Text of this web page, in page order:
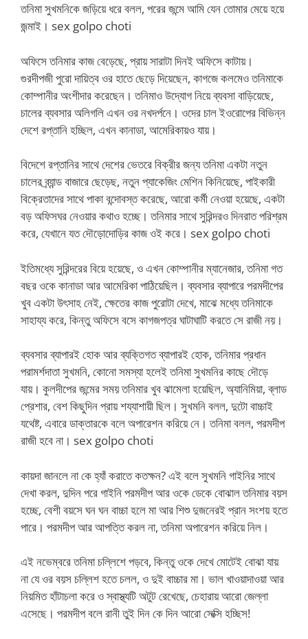
তনিমা সুখমনিকে জড়িয়ে ধরে বলল, পরের জন্মে আমি যেন তোমার মেয়ে হয়ে
জন্মাই। sex golpo choti
অফিসে তনিমার কাজ বেড়েছে, প্রায় সারাটা দিনই অফিসে কাটায়।
গুরদীপজী পুরো দায়িত্ব ওর হাতে ছেড়ে দিয়েছেন, কাগজে কলমেও তনিমাকে
কোম্পানীর অংশীদার করেছেন। তনিমাও উদ্যোগ নিয়ে ব্যবসা বাড়িয়েছে,
চালের ব্যবসার অলিগলি এখন ওর নখদর্পনে। ওদের চাল ইওরোপের বিভিন্ন
দেশে রপ্তানি হচ্ছিল, এখন কানাডা, আমেরিকায়ও যায়।
বিদেশে রপ্তানির সাথে দেশের ভেতরে বিক্রীর জন্য তনিমা একটা নতুন
চালের ব্র্যান্ড বাজারে ছেড়েছ, নতুন প্যাকেজিং মেশিন কিনিয়েছে, পাইকারী
বিক্রেতাদের সাথে পাকা বন্দোবস্ত করেছে, আরো কর্মী নেওয়া হয়েছে, একটা
বড় অফিসঘর নেওয়ার কথাও হচ্ছে। তনিমার সাথে সুরিন্দরও দিনরাত পরিশ্রম
করে, যেখানে যত দৌড়োদোড়ির কাজ ওই করে। sex golpo choti
ইতিমধ্যে সুরিন্দরের বিয়ে হয়েছে, ও এখন কোম্পানীর ম্যানেজার, তনিমা গত
বছর ওকে কানাডা আর আমেরিকা পাঠিয়েছিল। ব্যবসার ব্যাপারে পরমদীপের
খুব একটা উৎসাহ নেই, ক্ষেতের কাজ পুরোটা দেখে, মাঝে মধ্যে তনিমাকে
সাহায্য করে, কিন্তু অফিসে বসে কাগজপত্র ঘাটাঘাটি করতে সে রাজী নয়।
ব্যবসার ব্যাপারই হোক আর ব্যক্তিগত ব্যাপারই হোক, তনিমার প্রধান
পরামর্শদাতা সুখমনি, কোনো সমস্যা হলেই তনিমা সুখমনির কাছে দৌড়ে
যায়। কুলদীপের জন্মের সময় তনিমার খুব ঝামেলা হয়েছিল, অ্যানিমিয়া, ব্লাড
প্রেশার, বেশ কিছুদিন প্রায় শয্যাশায়ী ছিল। সুখমনি বলল, দুটো বাচ্চাই
যথেষ্ট, এবারে ডাক্তারকে বলে অপারেশন করিয়ে নে। তনিমা বলল, পরমদীপ
রাজী হবে না। sex golpo choti
কায়দা জানলে না কে হ্যাঁ করাতে কতক্ষন? এই বলে সুখমনি গাইনির সাথে
দেখা করল, দুদিন পরে গাইনি পরমদীপ আর ওকে ডেকে বোঝাল তনিমার বয়স
হচ্ছে, বেশী বয়সে ঘন ঘন বাচ্চা হলে মা আর শিশু দুজনেরই প্রান সংশয় হতে
পারে। পরমদীপ আর আপত্তি করল না, তনিমা অপারেশন করিয়ে নিল।
এই নভেম্বরে তনিমা চল্লিশে পড়বে, কিন্তু ওকে দেখে মোটেই বোঝা যায়
না যে ওর বয়স চল্লিশ হতে চলল, ও দুই বাচ্চার মা। ভাল খাওয়াদাওয়া আর
নিয়মিত হাঁটাচলা করে ও স্বাস্থ্যটি অটুট রেখেছে, চেহারায় আরো জেল্লা
এসেছে। পরমদীপ বলে রানী তুই দিন কে দিন আরো সেক্সি হচ্ছিস!